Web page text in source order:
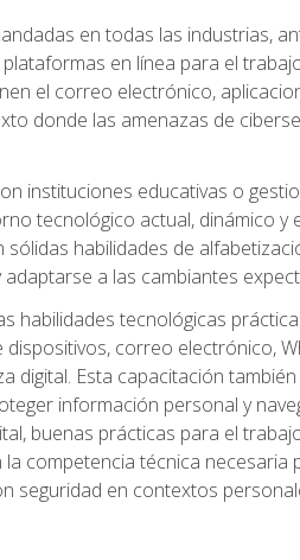
en todas las industrias,
en línea para el
el correo electrónico,
donde las amenazas de
instituciones educativas o
tecnológico actual, dinámico y
habilidades de
a las cambiantes
habilidades tecnológicas
correo electrónico,
digital. Esta capacitación
información personal y
buenas prácticas para el
competencia técnica necesaria
seguridad en contextos